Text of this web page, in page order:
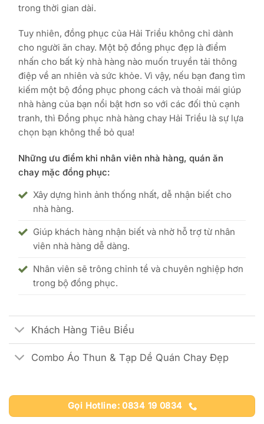
trong thời gian dài.
Tuy nhiên, đồng phục của Hải Triều không chỉ dành
cho người ăn chay. Một bộ đồng phục đẹp là điểm
nhấn cho bất kỳ nhà hàng nào muốn truyền tải thông
điệp về an nhiên và sức khỏe. Vì vậy, nếu bạn đang tìm
kiếm một bộ đồng phục phong cách và thoải mái giúp
nhà hàng của bạn nổi bật hơn so với các đối thủ cạnh
tranh, thì Đồng phục nhà hàng chay Hải Triều là sự lựa
chọn bạn không thể bỏ qua!
Những ưu điểm khi nhân viên nhà hàng, quán ăn
chay mặc đồng phục:
Xây dựng hình ảnh thống nhất, dễ nhận biết cho
nhà hàng.
Giúp khách hàng nhận biết và nhờ hỗ trợ từ nhân
viên nhà hàng dễ dàng.
Nhân viên sẽ trông chỉnh tề và chuyên nghiệp hơn
trong bộ đồng phục.
Khách Hàng Tiêu Biểu
Combo Áo Thun & Tạp Dề Quán Chay Đẹp
Gọi Hotline: 0834 19 0834